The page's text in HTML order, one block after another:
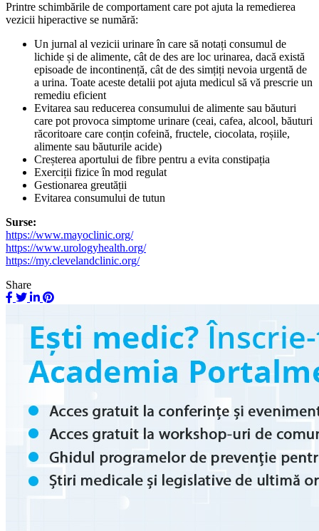
Printre schimbările de comportament care pot ajuta la remedierea
vezicii hiperactive se numără:
Un jurnal al vezicii urinare în care să notați consumul de
lichide și de alimente, cât de des are loc urinarea, dacă există
episoade de incontinență, cât de des simțiți nevoia urgentă de
a urina. Toate aceste detalii pot ajuta medicul să vă prescrie un
remediu eficient
Evitarea sau reducerea consumului de alimente sau băuturi
care pot provoca simptome urinare (ceai, cafea, alcool, băuturi
răcoritoare care conțin cofeină, fructele, ciocolata, roșiile,
alimente sau băuturile acide)
Creșterea aportului de fibre pentru a evita constipația
Exerciții fizice în mod regulat
Gestionarea greutății
Evitarea consumului de tutun
Surse:
https://www.mayoclinic.org/
https://www.urologyhealth.org/
https://my.clevelandclinic.org/
Share